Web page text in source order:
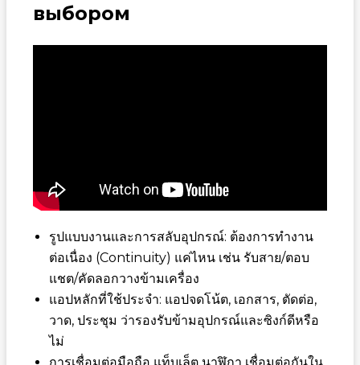
выбором
รูปแบบงานและการสลับอุปกรณ์: ต้องการทำงาน
ต่อเนื่อง (Continuity) แค่ไหน เช่น รับสาย/ตอบ
แชต/คัดลอกวางข้ามเครื่อง
แอปหลักที่ใช้ประจำ: แอปจดโน้ต, เอกสาร, ตัดต่อ,
วาด, ประชุม ว่ารองรับข้ามอุปกรณ์และซิงก์ดีหรือ
ไม่